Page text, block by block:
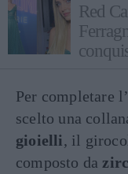
Red
Per completare l’
scelto una
gioielli, il
composto da